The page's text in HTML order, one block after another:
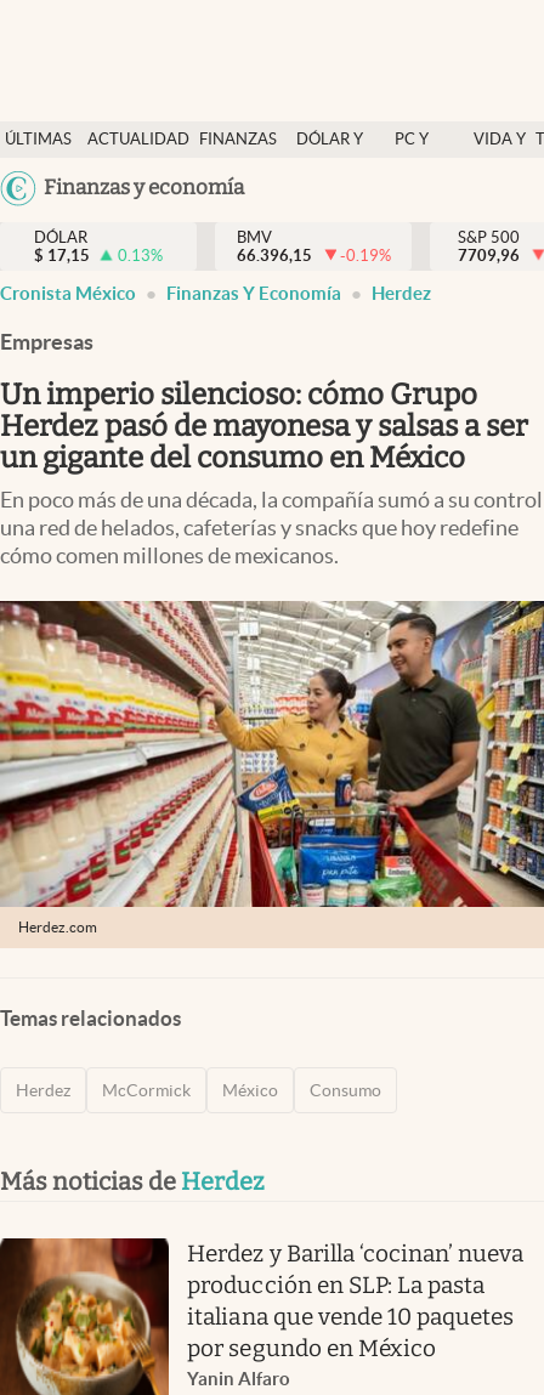
ÚLTIMAS
NOTICIAS
ACTUALIDAD
FINANZAS
DÓLAR Y
PC Y
VIDA Y
México
Finanzas y economía
Actualidad
Finanzas y economía
Dólar y mercados
Pc y celular
Vida y estilo
Tv
Clima
Espiritualidad
Mediakit
abre en nueva pestaña
México
DÓLAR
$ 17,15 0.13%
BMV
66.396,15
-0.19%
S&P 500
7709,96
Cronista México Finanzas Y Economía Herdez
Empresas
Un imperio silencioso: cómo Grupo
Herdez pasó de mayonesa y salsas a ser
un gigante del consumo en México
En poco más de una década, la compañía sumó a su control
una red de helados, cafeterías y snacks que hoy redefine
cómo comen millones de mexicanos.
Herdez.com
Temas relacionados
Herdez McCormick México Consumo
Más noticias de Herdez
Herdez y Barilla ‘cocinan’ nueva
producción en SLP: La pasta
italiana que vende 10 paquetes
por segundo en México
Yanin Alfaro